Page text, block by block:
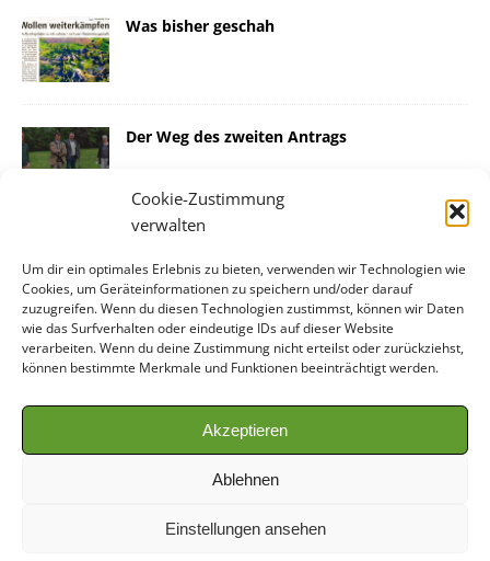
Cookie-Zustimmung
verwalten
Um dir ein optimales Erlebnis zu bieten, verwenden wir Technologien wie
Cookies, um Geräteinformationen zu speichern und/oder darauf
zuzugreifen. Wenn du diesen Technologien zustimmst, können wir Daten
wie das Surfverhalten oder eindeutige IDs auf dieser Website
verarbeiten. Wenn du deine Zustimmung nicht erteilst oder zurückziehst,
können bestimmte Merkmale und Funktionen beeinträchtigt werden.
Akzeptieren
Ablehnen
Einstellungen ansehen
Was bisher geschah
Der Weg des zweiten Antrags
NEUE SEITEN
Rundlingslandschaft bei Lüchow
Grabau